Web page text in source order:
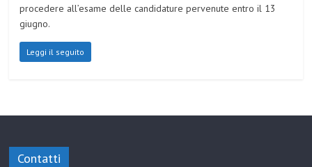
procedere all’esame delle candidature pervenute entro il 13
giugno.
Leggi il seguito
Contatti